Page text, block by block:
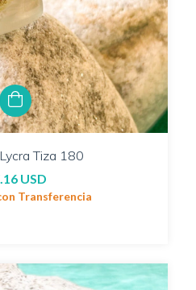
Tiza 180
USD
Transferencia